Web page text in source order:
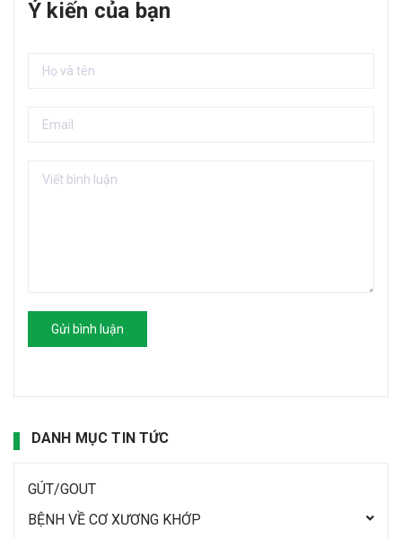
Ý kiến của bạn
Gửi bình luận
DANH MỤC TIN TỨC
GÚT/GOUT
BỆNH VỀ CƠ XƯƠNG KHỚP